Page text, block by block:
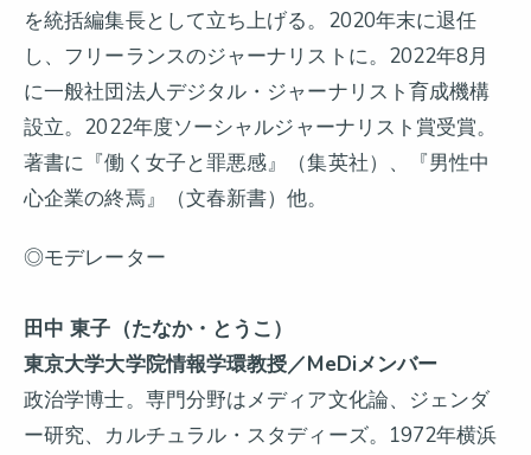
を統括編集長として立ち上げる。2020年末に退任
し、フリーランスのジャーナリストに。2022年8月
に一般社団法人デジタル・ジャーナリスト育成機構
設立。2022年度ソーシャルジャーナリスト賞受賞。
著書に『働く女子と罪悪感』（集英社）、『男性中
心企業の終焉』（文春新書）他。
◎モデレーター
田中 東子（たなか・とうこ）
東京大学大学院情報学環教授／MeDiメンバー
政治学博士。専門分野はメディア文化論、ジェンダ
ー研究、カルチュラル・スタディーズ。1972年横浜